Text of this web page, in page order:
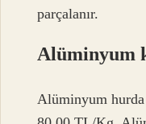
parçalanır.
Alüminyum
Alüminyum